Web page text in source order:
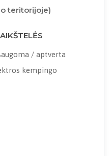
teritorijoje)
/ aptverta
kempingo